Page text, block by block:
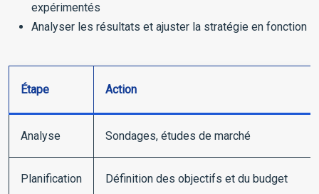
expérimentés
Analyser les résultats et ajuster la stratégie en fonction
Étape Action
Analyse Sondages, études de marché
Planification Définition des objectifs et du budget